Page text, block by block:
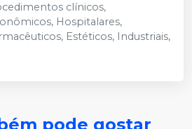
clínicos,
Hospitalares,
Estéticos, Industriais,
pode gostar